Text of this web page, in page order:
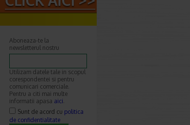
Aboneaza-te la
newsletterul nostru
Utilizam datele tale in scopul
corespondentei si pentru
comunicari comerciale.
Pentru a citi mai multe
informatii apasa aici.
Sunt de acord cu politica
de confidentialitate